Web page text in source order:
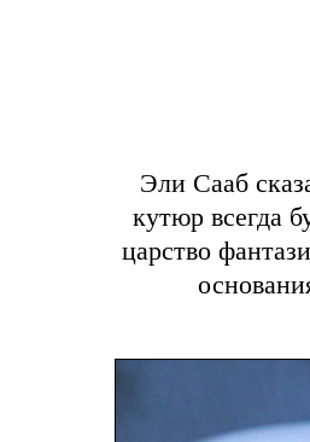
Эли Сааб
кутюр всегда
царство